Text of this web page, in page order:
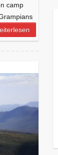
camp